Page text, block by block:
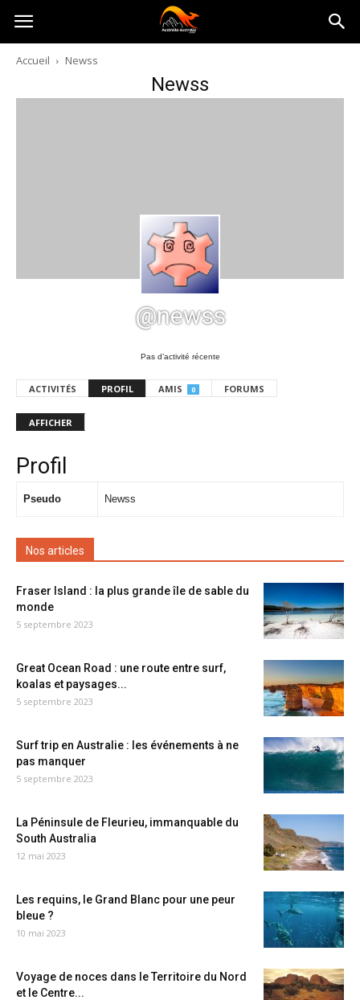
Australia-
australie.com
Accueil Newss
Newss
@newss
Pas d’activité récente
ACTIVITÉS PROFIL AMIS 0 FORUMS
AFFICHER
Profil
Pseudo Newss
Nos articles
Fraser Island : la plus grande île de sable du
monde
5 septembre 2023
Great Ocean Road : une route entre surf,
koalas et paysages...
5 septembre 2023
Surf trip en Australie : les événements à ne
pas manquer
5 septembre 2023
La Péninsule de Fleurieu, immanquable du
South Australia
12 mai 2023
Les requins, le Grand Blanc pour une peur
bleue ?
10 mai 2023
Voyage de noces dans le Territoire du Nord
et le Centre...